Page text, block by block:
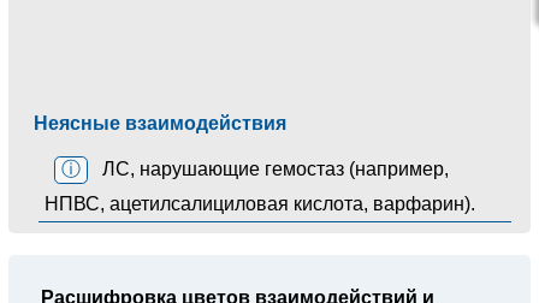
Неясные взаимодействия
ⓘ
ЛС, нарушающие гемостаз (например,
НПВС, ацетилсалициловая кислота, варфарин).
Расшифровка цветов взаимодействий и